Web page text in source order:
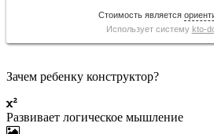
Стоимость является
Использует систему kto-
Зачем ребенку конструктор?
Развивает логическое мышление